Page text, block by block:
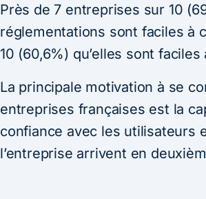
Près de 7 entreprises sur 10
réglementations sont faciles à
10 (60,6%) qu’elles sont
La principale motivation à se
entreprises françaises est la
confiance avec les utilisateurs
l’entreprise arrivent en